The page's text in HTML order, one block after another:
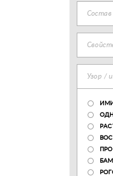
Узор /